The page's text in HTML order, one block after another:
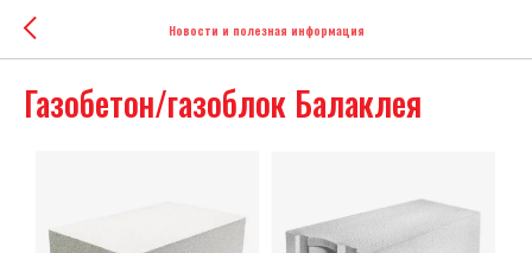
Новости и полезная информация
Газобетон/газоблок Балаклея